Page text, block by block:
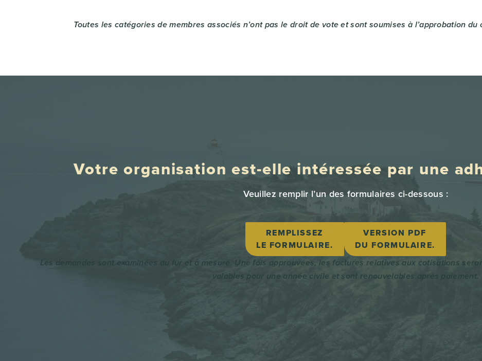
Toutes les catégories de membres associés n’ont pas le droit de vote et sont soumises à l’approbation du
Votre organisation est-elle intéressée par une
Veuillez remplir l’un des formulaires ci-dessous :
REMPLISSEZ
LE FORMULAIRE.
VERSION PDF
DU FORMULAIRE.
Les demandes sont examinées au fur et à mesure. Une fois approuvées, les factures relatives aux cotisations
valables pour une année civile et sont renouvelables après paiement.